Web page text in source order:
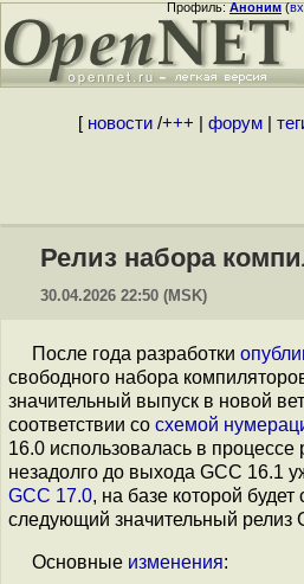
Профиль:Аноним(
[ новости/+++ форум|
Релиз набора
30.04.2026 22:50 (MSK)
После года разработки
свободного набора
значительный выпуск в новой
соответствии со схемой
16.0 использовалась в процессе
незадолго до выхода GCC 16.1
GCC 17.0, на базе которой
следующий значительный релиз
Основные изменения: